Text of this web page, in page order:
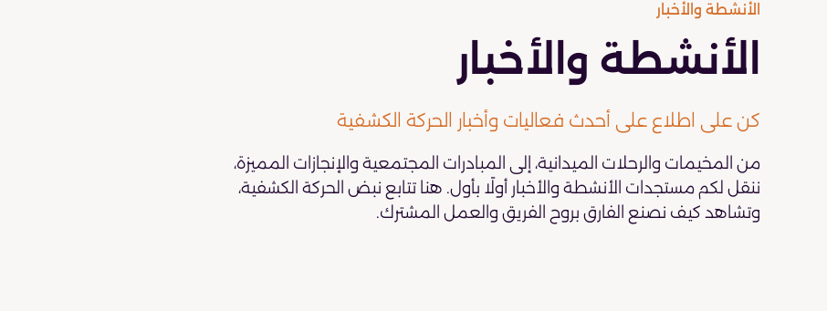
الأنشطة والأخبار
الأنشطة والأخبار
كن على اطلاع على أحدث فعاليات وأخبار الحركة الكشفية
من المخيمات والرحلات الميدانية، إلى المبادرات المجتمعية والإنجازات المميزة،
ننقل لكم مستجدات الأنشطة والأخبار أولًا بأول. هنا تتابع نبض الحركة الكشفية،
وتشاهد كيف نصنع الفارق بروح الفريق والعمل المشترك.